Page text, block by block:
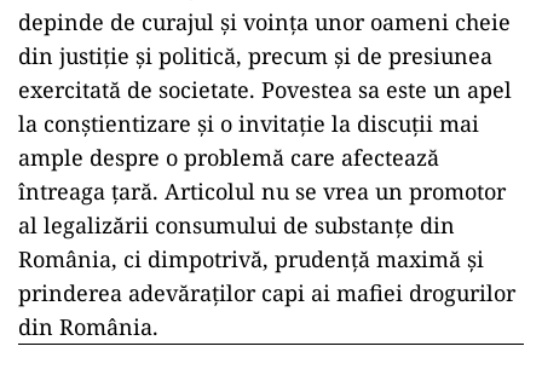
depinde de curajul și voința unor oameni cheie
din justiție și politică, precum și de presiunea
exercitată de societate. Povestea sa este un apel
la conștientizare și o invitație la discuții mai
ample despre o problemă care afectează
întreaga țară. Articolul nu se vrea un promotor
al legalizării consumului de substanțe din
România, ci dimpotrivă, prudență maximă și
prinderea adevăraților capi ai mafiei drogurilor
din România.